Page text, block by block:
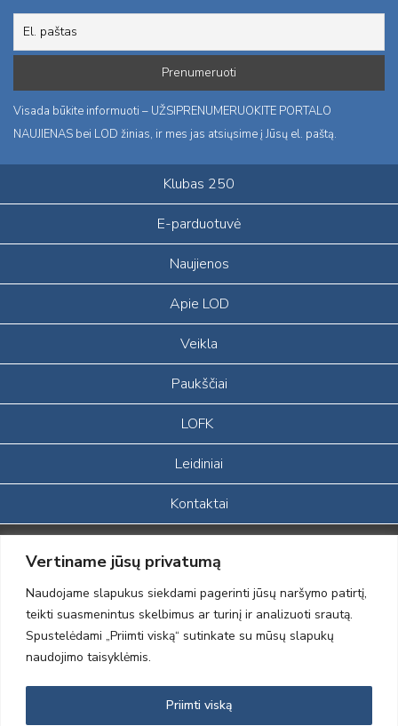
Vertiname jūsų privatumą
Naudojame slapukus siekdami pagerinti jūsų naršymo patirtį,
teikti suasmenintus skelbimus ar turinį ir analizuoti srautą.
Spustelėdami „Priimti viską“ sutinkate su mūsų slapukų
naudojimo taisyklėmis.
Priimti viską
Visada būkite informuoti – UŽSIPRENUMERUOKITE PORTALO
NAUJIENAS bei LOD žinias, ir mes jas atsiųsime į Jūsų el. paštą.
Klubas 250
E-parduotuvė
Naujienos
Apie LOD
Veikla
Paukščiai
LOFK
Leidiniai
Kontaktai
Portalas sukurtas įgyvendinant Lietuvos Respublikos, Europos
ekonominės erdvės ir Norvegijos finansinių mechanizmų iš dalies
finansuojamą paprojektį
„LOD visuomeninės /gamtosauginės veiklos sustiprinimas ir įvaizdžio
formavimas įtraukiant visuomenę į aplinkosauginių tyrimų veiklą“
(paprojekčio
įgyvendinimo sutarties numeris 2004-LT0008-NVO-1EEE/NOR-02-
2012 © Lietuvos Ornitologų Draugija © 2014, Visos teisės saugomos